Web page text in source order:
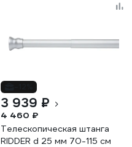
3 939 ₽
4 460 ₽
Телескопическая штанга
RIDDER d 25 мм 70-115 см